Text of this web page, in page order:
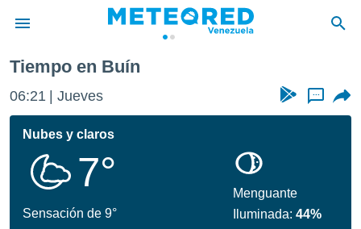
de
ha
calidad.
a este
Tiempo en Buín
06:21 Jueves ...
Nubes y claros
7°
Sensación de 9°
Menguante
Iluminada:44%